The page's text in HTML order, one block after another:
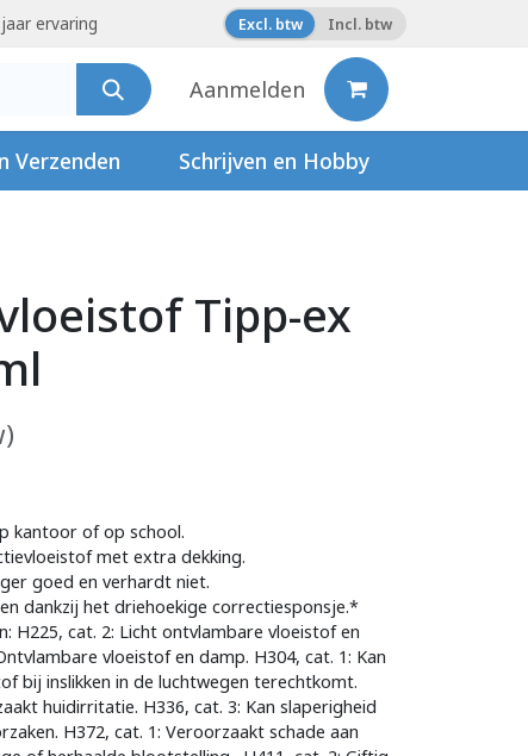
ervaring Excl. btw Incl. btw
Aanmelden
Verzenden Schrijven en Hobby
Tipp-ex
kantoor of op school.
met extra dekking.
goed en verhardt niet.
dankzij het driehoekige correctiesponsje.*
H225, cat. 2: Licht ontvlambare vloeistof en
vloeistof en damp. H304, cat. 1: Kan
bij inslikken in de luchtwegen terechtkomt.
huidirritatie. H336, cat. 3: Kan slaperigheid
H372, cat. 1: Veroorzaakt schade aan